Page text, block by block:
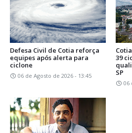
Defesa Civil de Cotia reforça
equipes após alerta para
ciclone
06 de Agosto de 2026 - 13:45
39
SP
06